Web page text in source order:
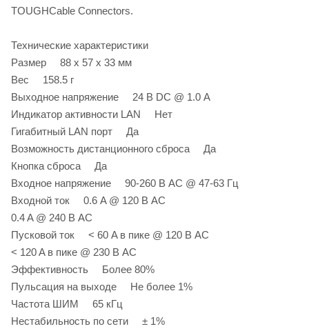
TOUGHCable Connectors.
Технические характеристики
Размер 88 х 57 х 33 мм
Вес 158.5 г
Выходное напряжение 24 В DC @ 1.0 А
Индикатор активности LAN Нет
Гигабитный LAN порт Да
Возможность дистанционного сброса Да
Кнопка сброса Да
Входное напряжение 90-260 В AC @ 47-63 Гц
Входной ток 0.6 A @ 120 В AC
0.4 A @ 240 В AC
Пусковой ток < 60 A в пике @ 120 В AC
< 120 A в пике @ 230 В AC
Эффективность Более 80%
Пульсация на выходе Не более 1%
Частота ШИМ 65 кГц
Нестабильность по сети ± 1%